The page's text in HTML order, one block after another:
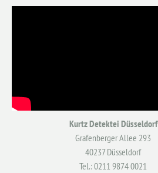
Kurtz Detektei Düsseldorf
Grafenberger Allee 293
40237 Düsseldorf
Tel.: 0211 9874 0021